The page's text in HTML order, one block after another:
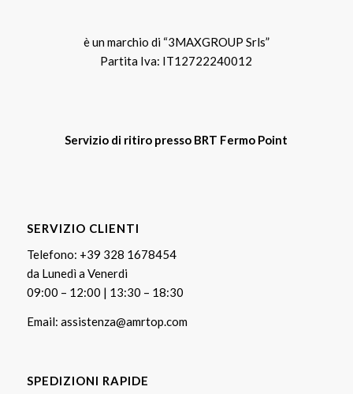
è un marchio di “3MAXGROUP Srls”
Partita Iva: IT12722240012
Servizio di ritiro presso BRT Fermo Point
SERVIZIO CLIENTI
Telefono: +39 328 1678454
da Lunedì a Venerdi
09:00 – 12:00 | 13:30 – 18:30
Email: assistenza@amrtop.com
SPEDIZIONI RAPIDE